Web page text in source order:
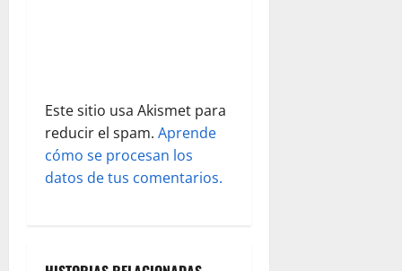
a
d
a
Este sitio usa Akismet para
reducir el spam. Aprende
cómo se procesan los
datos de tus comentarios.